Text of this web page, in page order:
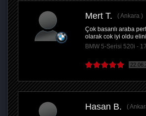
Mert T.
Ankara
Çok basarılı araba
olarak cok iyi oldu
BMW 5-Serisi 520i -
Hasan B.